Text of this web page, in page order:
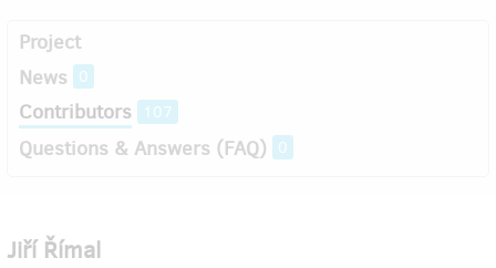
Project
News
0
Contributors 107
Questions & Answers (FAQ) 0
Jiří Římal